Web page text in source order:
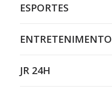
ESPORTES
ENTRETENIMENTO
JR 24H